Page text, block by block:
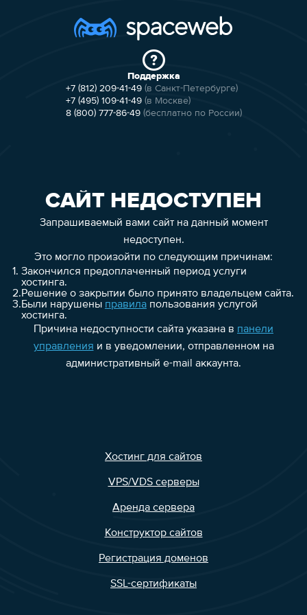
Поддержка
+7 (812) 209-41-49 (в Санкт-Петербурге)
+7 (495) 109-41-49 (в Москве)
8 (800) 777-86-49 (бесплатно по России)
САЙТ НЕДОСТУПЕН
Запрашиваемый вами сайт на данный момент
недоступен.
Это могло произойти по следующим причинам:
1. Закончился предоплаченный период услуги
хостинга.
2.Решение о закрытии было принято владельцем сайта.
3.Были нарушены правилапользования услугой
хостинга.
Причина недоступности сайта указана в панели
управления и в уведомлении, отправленном на
административный e-mail аккаунта.
Хостинг для сайтов
VPS/VDS серверы
Аренда сервера
Конструктор сайтов
Регистрация доменов
SSL-сертификаты